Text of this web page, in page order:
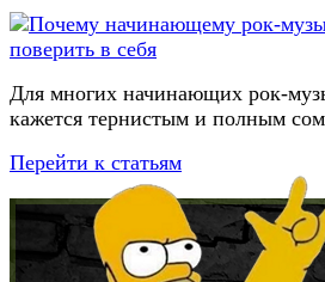
Для многих начинающих рок-
кажется тернистым и полным
Перейти к статьям